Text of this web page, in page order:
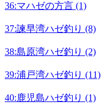
36:マハゼの方言 (1)
37:諫早湾ハゼ釣り (8)
38:島原湾ハゼ釣り (2)
39:浦戸湾ハゼ釣り (11)
40:鹿児島ハゼ釣り (1)